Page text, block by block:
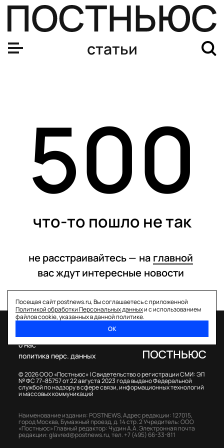
статьи
500
что-то пошло не так
не расстраивайтесь — на главной
вас ждут интересные новости
Посещая сайт postnews.ru, Вы соглашаетесь с приложенной
Политикой обработки Персональных данныхи с использованием
файлов cookie, указанных в данной политике.
ОК
© 2026 ООО «Постньюс» |Свидетельство о регистрации СМИ: ЭЛ
№ ФС 77–85757 от 22 августа 2023 года выдано Федеральной
службой по надзору в сфере связи, информационных технологий
и массовых коммуникаций
о нас
политика перс. данных
Наименование издания: POSTNEWS,Адрес редакции: 127015,
город Москва, Бумажный проезд, д. 14 стр. 2Учредитель: ООО
«Постньюс» Главный редактор: Чудин А.А.Электронная почта
редакции:glavred@postnews.ru,тел. +7 (495) 66-33-811